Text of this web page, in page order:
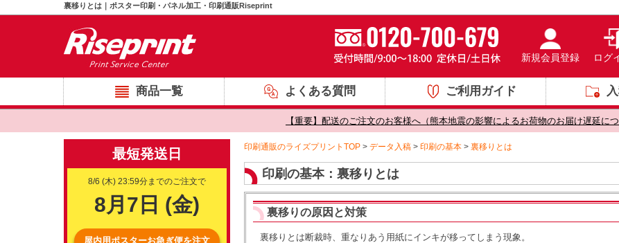
裏移りとは｜ポスター印刷・パネル加工・印刷通販Riseprint
新規会員登録 ログ
商品一覧 よくある質問 ご利用ガイド
【重要】配送のご注文のお客様へ（熊本地震の影響によるお荷物のお届け遅延につ
印刷通販のライズプリントTOP > データ入稿 > 印刷の基本 > 裏移りとは
印刷の基本：裏移りとは
裏移りの原因と対策
裏移りとは断裁時、重なりあう用紙にインキが移ってしまう現象。